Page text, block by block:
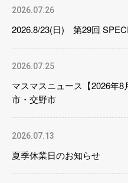
2026.07.26
2026.8/23(日) 第29回
2026.07.25
マスマスニュース【2026年
市・交野市
2026.07.13
夏季休業日のお知らせ